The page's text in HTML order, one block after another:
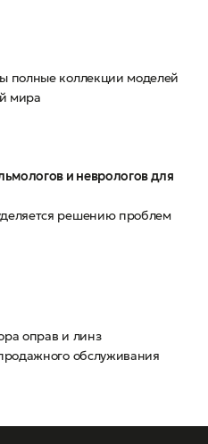
полные коллекции моделей
мира
и неврологов для
решению проблем
оправ и линз
обслуживания